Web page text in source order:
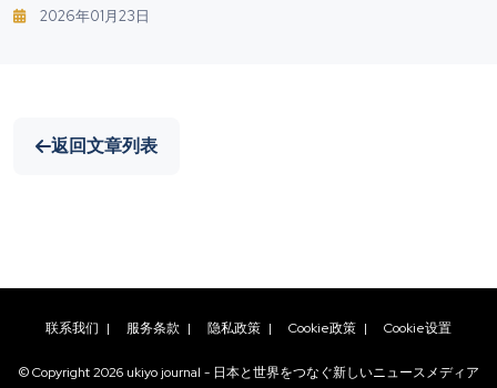
2026年01月23日
返回文章列表
联系我们 | 服务条款 | 隐私政策 | Cookie政策 | Cookie设置
© Copyright2026 ukiyo journal - 日本と世界をつなぐ新しいニュースメディア